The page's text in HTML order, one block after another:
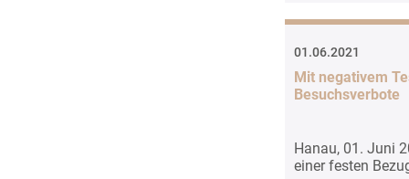
01.06.2021
Mit negativem
Besuchsverbote
Hanau, 01. Juni
einer festen